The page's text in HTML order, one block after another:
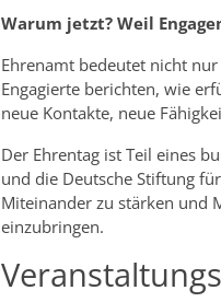
Warum jetzt? Weil
Ehrenamt bedeutet nicht
Engagierte berichten, wie
neue Kontakte, neue
Der Ehrentag ist Teil eines
und die Deutsche Stiftung
Miteinander zu stärken und
einzubringen.